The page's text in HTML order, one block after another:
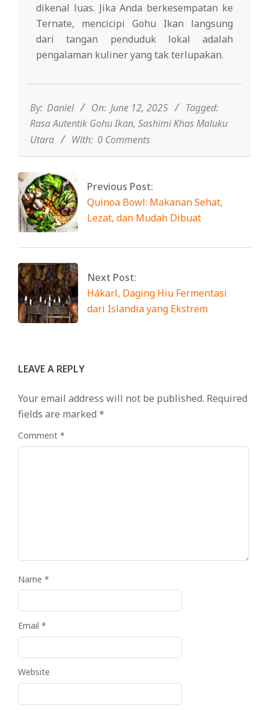
dikenal luas. Jika Anda berkesempatan ke
Ternate, mencicipi Gohu Ikan langsung
dari tangan penduduk lokal adalah
pengalaman kuliner yang tak terlupakan.
12
By: Daniel On: June 12, 2025
Tagged:
Rasa Autentik Gohu Ikan, Sashimi Khas Maluku
Utara
With: 0 Comments
Previous Post:
Quinoa Bowl: Makanan Sehat,
Lezat, dan Mudah Dibuat
Next Post:
Hákarl, Daging Hiu Fermentasi
dari Islandia yang Ekstrem
LEAVE A REPLY
Your email address will not be published. Required
fields are marked *
Comment *
Name *
Email *
Website